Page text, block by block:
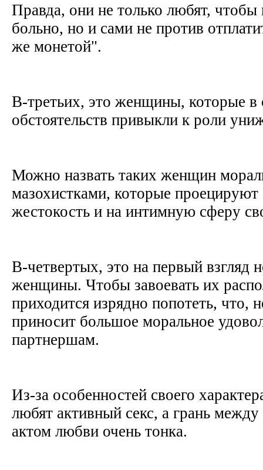
Правда, они не только любят, чтобы
больно, но и сами не против
же монетой".
В-третьих, это женщины, которые в
обстоятельств привыкли к роли
Можно назвать таких женщин
мазохистками, которые
жестокость и на интимную сферу
В-четвертых, это на первый взгляд
женщины. Чтобы завоевать их
приходится изрядно попотеть, что,
приносит большое моральное
партнершам.
Из-за особенностей своего
любят активный секс, а грань
актом любви очень тонка.